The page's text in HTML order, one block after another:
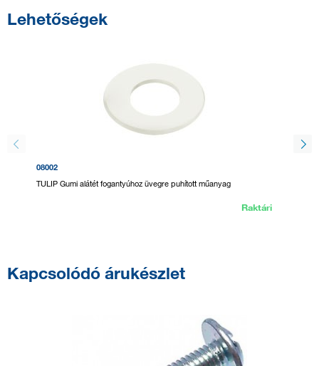
Lehetőségek
08002
TULIP Gumi alátét fogantyúhoz üvegre puhított műanyag
Raktári
Kapcsolódó árukészlet